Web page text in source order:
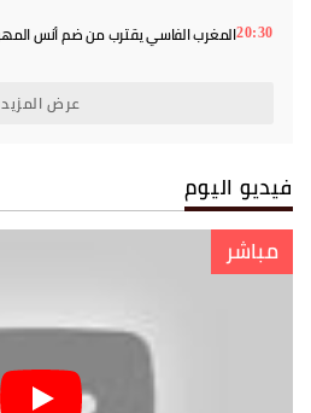
20:30المغرب الفاسي يقترب من ضم أنس
عرض المزيد
فيديو اليوم
مباشر